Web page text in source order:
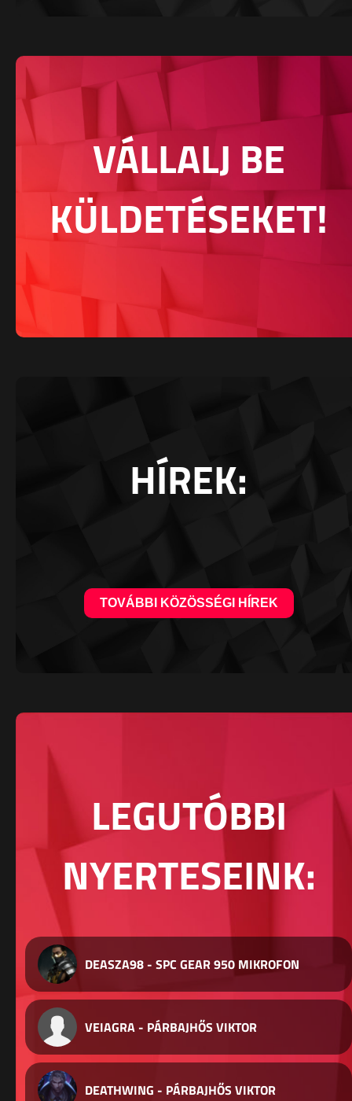
VÁLLALJ BE
KÜLDETÉSEKET!
HÍREK:
TOVÁBBI KÖZÖSSÉGI HÍREK
LEGUTÓBBI
NYERTESEINK:
DEASZA98 - SPC GEAR 950 MIKROFON
VEIAGRA - PÁRBAJHŐS VIKTOR
DEATHWING - PÁRBAJHŐS VIKTOR